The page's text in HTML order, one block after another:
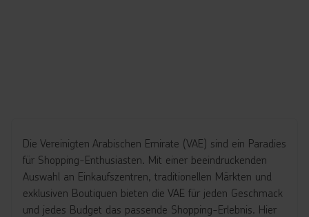
Die Vereinigten Arabischen Emirate (VAE) sind ein Paradies
für Shopping-Enthusiasten. Mit einer beeindruckenden
Auswahl an Einkaufszentren, traditionellen Märkten und
exklusiven Boutiquen bieten die VAE für jeden Geschmack
und jedes Budget das passende Shopping-Erlebnis. Hier